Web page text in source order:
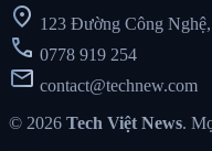
location_on 123 Đường Công
call 0778 919 254
mail contact@technew.com
© 2026 Tech Việt News.